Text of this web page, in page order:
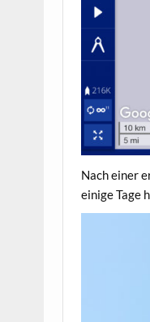
Nach einer
einige Tage